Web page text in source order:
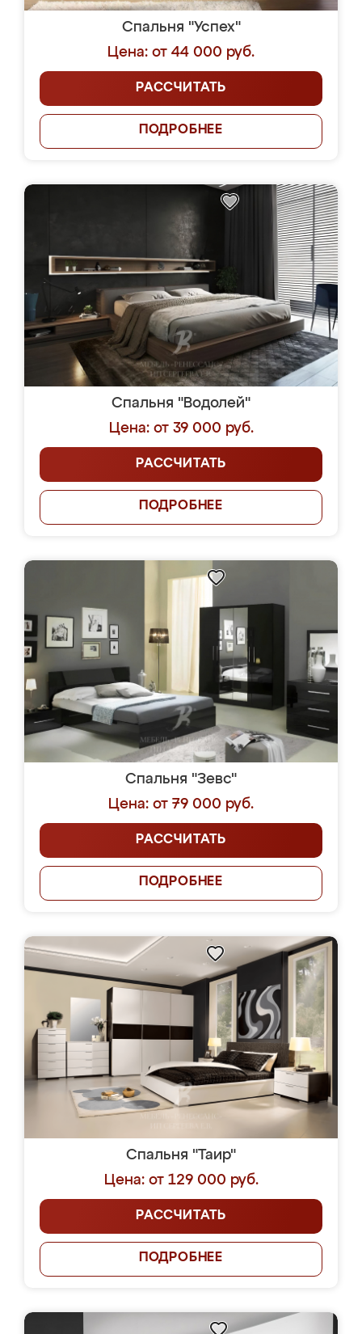
Спальня "Успех"
Цена: от 44 000 руб.
РАССЧИТАТЬ
ПОДРОБНЕЕ
Спальня "Водолей"
Цена: от 39 000 руб.
РАССЧИТАТЬ
ПОДРОБНЕЕ
Спальня "Зевс"
Цена: от 79 000 руб.
РАССЧИТАТЬ
ПОДРОБНЕЕ
Спальня "Таир"
Цена: от 129 000 руб.
РАССЧИТАТЬ
ПОДРОБНЕЕ